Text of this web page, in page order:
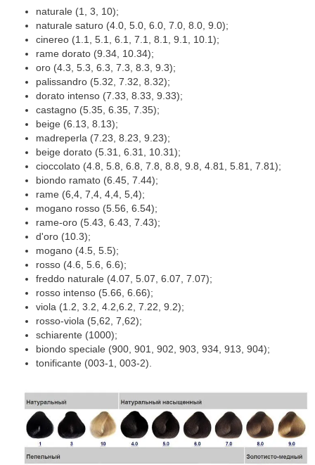
naturale (1, 3, 10);
naturale saturo (4.0, 5.0, 6.0, 7.0, 8.0, 9.0);
cinereo (1.1, 5.1, 6.1, 7.1, 8.1, 9.1, 10.1);
rame dorato (9.34, 10.34);
oro (4.3, 5.3, 6.3, 7.3, 8.3, 9.3);
palissandro (5.32, 7.32, 8.32);
dorato intenso (7.33, 8.33, 9.33);
castagno (5.35, 6.35, 7.35);
beige (6.13, 8.13);
madreperla (7.23, 8.23, 9.23);
beige dorato (5.31, 6.31, 10.31);
cioccolato (4.8, 5.8, 6.8, 7.8, 8.8, 9.8, 4.81, 5.81, 7.81);
biondo ramato (6.45, 7.44);
rame (6,4, 7,4, 4,4, 5,4);
mogano rosso (5.56, 6.54);
rame-oro (5.43, 6.43, 7.43);
d'oro (10.3);
mogano (4.5, 5.5);
rosso (4.6, 5.6, 6.6);
freddo naturale (4.07, 5.07, 6.07, 7.07);
rosso intenso (5.66, 6.66);
viola (1.2, 3.2, 4.2,6.2, 7.22, 9.2);
rosso-viola (5,62, 7,62);
schiarente (1000);
biondo speciale (900, 901, 902, 903, 934, 913, 904);
tonificante (003-1, 003-2).